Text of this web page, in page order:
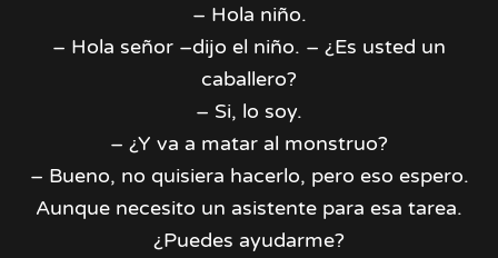
– Hola niño.
– Hola señor –dijo el niño. – ¿Es usted un
caballero?
– Si, lo soy.
– ¿Y va a matar al monstruo?
– Bueno, no quisiera hacerlo, pero eso espero.
Aunque necesito un asistente para esa tarea.
¿Puedes ayudarme?